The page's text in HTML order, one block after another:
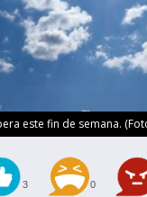
este fin de semana.
3 0